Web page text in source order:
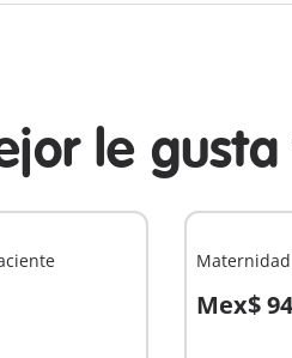
le
Maternidad
Mex$
A la